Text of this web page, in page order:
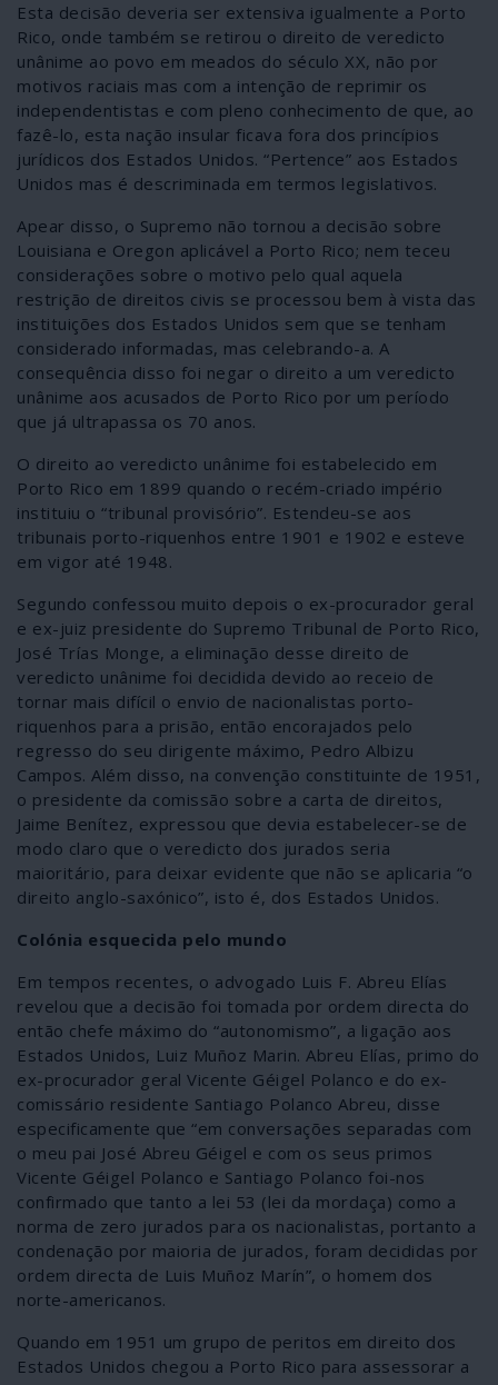
Esta decisão deveria ser extensiva igualmente a Porto
Rico, onde também se retirou o direito de veredicto
unânime ao povo em meados do século XX, não por
motivos raciais mas com a intenção de reprimir os
independentistas e com pleno conhecimento de que, ao
fazê-lo, esta nação insular ficava fora dos princípios
jurídicos dos Estados Unidos. “Pertence” aos Estados
Unidos mas é descriminada em termos legislativos.
Apear disso, o Supremo não tornou a decisão sobre
Louisiana e Oregon aplicável a Porto Rico; nem teceu
considerações sobre o motivo pelo qual aquela
restrição de direitos civis se processou bem à vista das
instituições dos Estados Unidos sem que se tenham
considerado informadas, mas celebrando-a. A
consequência disso foi negar o direito a um veredicto
unânime aos acusados de Porto Rico por um período
que já ultrapassa os 70 anos.
O direito ao veredicto unânime foi estabelecido em
Porto Rico em 1899 quando o recém-criado império
instituiu o “tribunal provisório”. Estendeu-se aos
tribunais porto-riquenhos entre 1901 e 1902 e esteve
em vigor até 1948.
Segundo confessou muito depois o ex-procurador geral
e ex-juiz presidente do Supremo Tribunal de Porto Rico,
José Trías Monge, a eliminação desse direito de
veredicto unânime foi decidida devido ao receio de
tornar mais difícil o envio de nacionalistas porto-
riquenhos para a prisão, então encorajados pelo
regresso do seu dirigente máximo, Pedro Albizu
Campos. Além disso, na convenção constituinte de 1951,
o presidente da comissão sobre a carta de direitos,
Jaime Benítez, expressou que devia estabelecer-se de
modo claro que o veredicto dos jurados seria
maioritário, para deixar evidente que não se aplicaria “o
direito anglo-saxónico”, isto é, dos Estados Unidos.
Colónia esquecida pelo mundo
Em tempos recentes, o advogado Luis F. Abreu Elías
revelou que a decisão foi tomada por ordem directa do
então chefe máximo do “autonomismo”, a ligação aos
Estados Unidos, Luiz Muñoz Marin. Abreu Elías, primo do
ex-procurador geral Vicente Géigel Polanco e do ex-
comissário residente Santiago Polanco Abreu, disse
especificamente que “em conversações separadas com
o meu pai José Abreu Géigel e com os seus primos
Vicente Géigel Polanco e Santiago Polanco foi-nos
confirmado que tanto a lei 53 (lei da mordaça) como a
norma de zero jurados para os nacionalistas, portanto a
condenação por maioria de jurados, foram decididas por
ordem directa de Luis Muñoz Marín”, o homem dos
norte-americanos.
Quando em 1951 um grupo de peritos em direito dos
Estados Unidos chegou a Porto Rico para assessorar a